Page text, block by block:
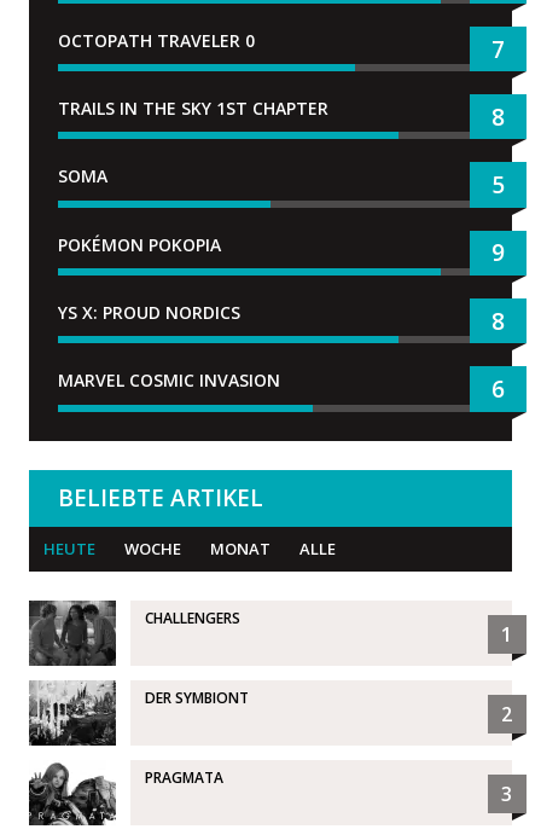
OCTOPATH TRAVELER 0 7
TRAILS IN THE SKY 1ST CHAPTER 8
SOMA 5
POKÉMON POKOPIA 9
YS X: PROUD NORDICS 8
MARVEL COSMIC INVASION 6
BELIEBTE ARTIKEL
HEUTE WOCHE MONAT ALLE
CHALLENGERS
1
DER SYMBIONT
2
PRAGMATA
3